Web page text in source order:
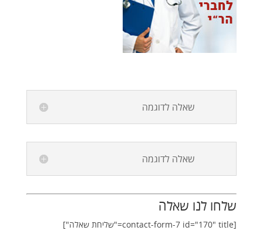
שאלה לדוגמה
שאלה לדוגמה
שלחו לנו שאלה
[contact-form-7 id="170" title="שליחת שאלה"]